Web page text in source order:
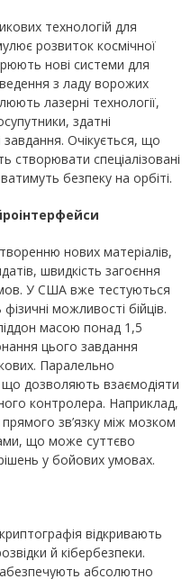
технологій для
розвиток космічної
нові системи для
з ладу ворожих
лазерні технології,
здатні
Очікується, що
створювати спеціалізовані
безпеку на орбіті.
нових матеріалів,
швидкість загоєння
У США вже тестуються
можливості бійців.
масою понад 1,5
цього завдання
Паралельно
дозволяють взаємодіяти
контролера. Наприклад,
зв’язку між мозком
що може суттєво
у бойових умовах.
відкривають
й кібербезпеки.
абсолютно